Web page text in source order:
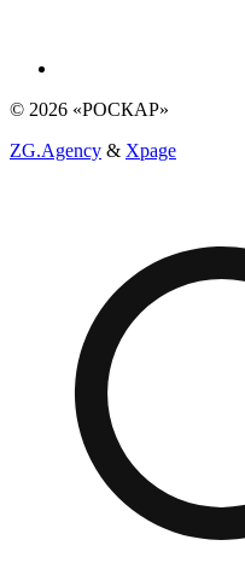
© 2026 «РОСКАР»
ZG.Agency & Xpage